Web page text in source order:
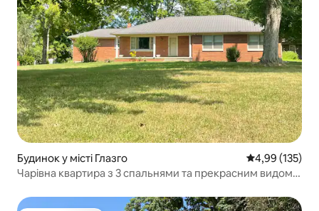
Будинок у місті Глазго Середня
4,99 (135)
Чарівна квартира з 3 спальнями та прекрасним видом